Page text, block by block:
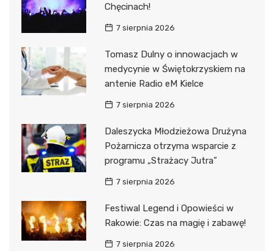
Chęcinach!
7 sierpnia 2026
Tomasz Dulny o innowacjach w
medycynie w Świętokrzyskiem na
antenie Radio eM Kielce
7 sierpnia 2026
Daleszycka Młodzieżowa Drużyna
Pożarnicza otrzyma wsparcie z
programu „Strażacy Jutra”
7 sierpnia 2026
Festiwal Legend i Opowieści w
Rakowie: Czas na magię i zabawę!
7 sierpnia 2026